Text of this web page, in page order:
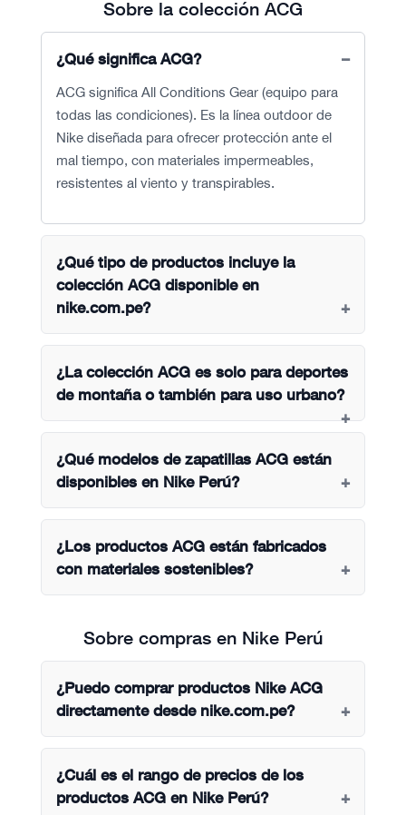
Sobre la colección ACG
¿Qué significa ACG?
ACG significa All Conditions Gear (equipo para
todas las condiciones). Es la línea outdoor de
Nike diseñada para ofrecer protección ante el
mal tiempo, con materiales impermeables,
resistentes al viento y transpirables.
¿Qué tipo de productos incluye la
colección ACG disponible en
nike.com.pe?
¿La colección ACG es solo para deportes
de montaña o también para uso urbano?
¿Qué modelos de zapatillas ACG están
disponibles en Nike Perú?
¿Los productos ACG están fabricados
con materiales sostenibles?
Sobre compras en Nike Perú
¿Puedo comprar productos Nike ACG
directamente desde nike.com.pe?
¿Cuál es el rango de precios de los
productos ACG en Nike Perú?